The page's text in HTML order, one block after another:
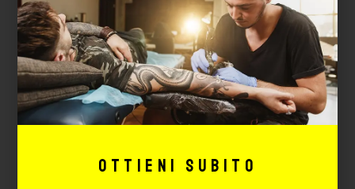
WORLD FAMOUS LIMITLESS
6X30ML – SIMPLE SET
Cod. WFL300
Ottieni subito